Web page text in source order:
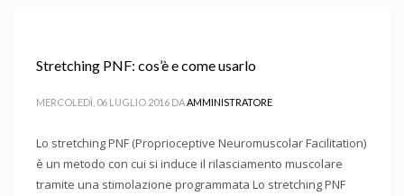
Stretching PNF: cos’è e come usarlo
MERCOLEDÌ, 06 LUGLIO 2016 DAAMMINISTRATORE
Lo stretching PNF (Proprioceptive Neuromuscolar Facilitation)
è un metodo con cui si induce il rilasciamento muscolare
tramite una stimolazione programmata Lo stretching PNF